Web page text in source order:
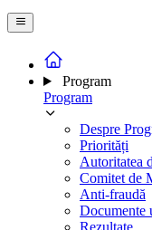
Program
Program
Despre
Priorități
Autoritatea
Comitet de
Anti-fraudă
Documente
Rezultate